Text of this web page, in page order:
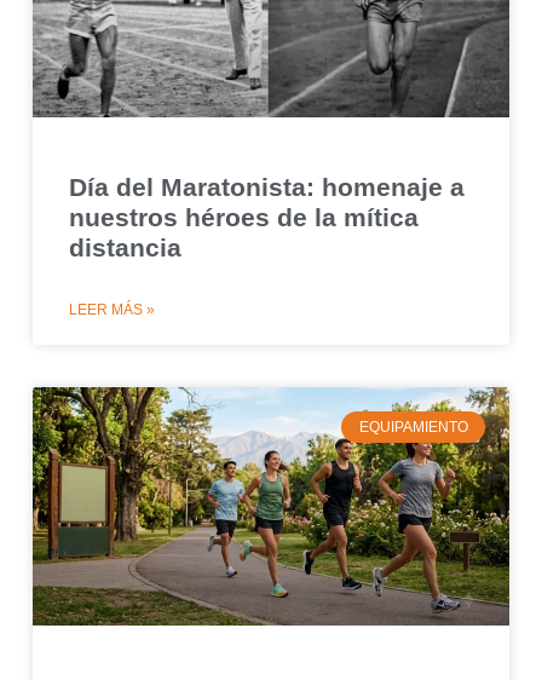
Día del Maratonista: homenaje a
nuestros héroes de la mítica
distancia
LEER MÁS »
EQUIPAMIENTO